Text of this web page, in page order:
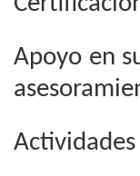
Apoyo en